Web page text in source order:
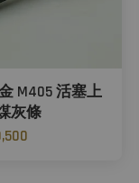
M405 活塞上
灰條